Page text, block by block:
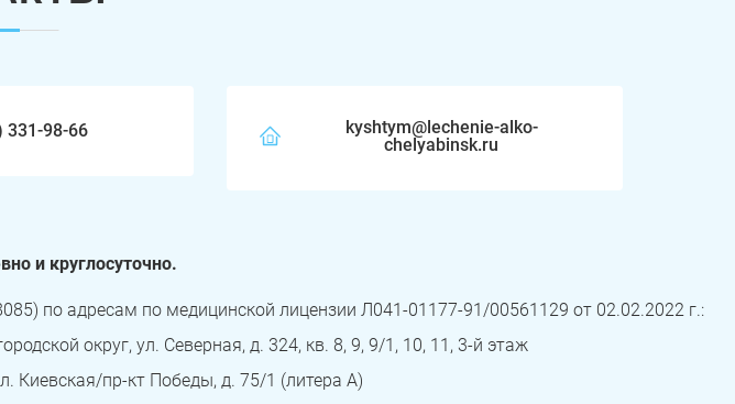
331-98-66
kyshtym@lechenie-alko-
chelyabinsk.ru
и круглосуточно.
по адресам по медицинской лицензии Л041-01177-91/00561129 от 02.02.2022 г.:
округ, ул. Северная, д. 324, кв. 8, 9, 9/1, 10, 11, 3-й этаж
Киевская/пр-кт Победы, д. 75/1 (литера А)